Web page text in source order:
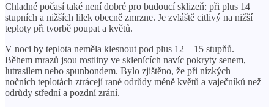
Chladné počasí také není dobré pro budoucí sklizeň: při plus 14
stupních a nižších lilek obecně zmrzne. Je zvláště citlivý na nižší
teploty při tvorbě poupat a květů.
V noci by teplota neměla klesnout pod plus 12 – 15 stupňů.
Během mrazů jsou rostliny ve sklenících navíc pokryty senem,
lutrasilem nebo spunbondem. Bylo zjištěno, že při nízkých
nočních teplotách ztrácejí rané odrůdy méně květů a vaječníků než
odrůdy střední a pozdní zrání.